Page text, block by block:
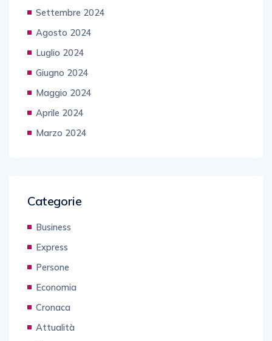
Settembre 2024
Agosto 2024
Luglio 2024
Giugno 2024
Maggio 2024
Aprile 2024
Marzo 2024
Categorie
Business
Express
Persone
Economia
Cronaca
Attualità